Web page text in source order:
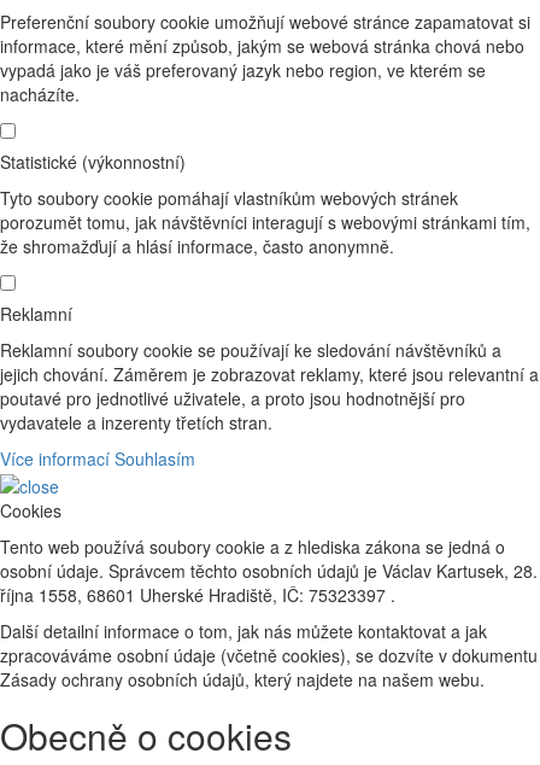
Preferenční soubory cookie umožňují webové stránce zapamatovat si
informace, které mění způsob, jakým se webová stránka chová nebo
vypadá jako je váš preferovaný jazyk nebo region, ve kterém se
nacházíte.
Statistické (výkonnostní)
Tyto soubory cookie pomáhají vlastníkům webových stránek
porozumět tomu, jak návštěvníci interagují s webovými stránkami tím,
že shromažďují a hlásí informace, často anonymně.
Reklamní
Reklamní soubory cookie se používají ke sledování návštěvníků a
jejich chování. Záměrem je zobrazovat reklamy, které jsou relevantní a
poutavé pro jednotlivé uživatele, a proto jsou hodnotnější pro
vydavatele a inzerenty třetích stran.
Více informací Souhlasím
Cookies
Tento web používá soubory cookie a z hlediska zákona se jedná o
osobní údaje. Správcem těchto osobních údajů je Václav Kartusek, 28.
října 1558, 68601 Uherské Hradiště, IČ: 75323397 .
Další detailní informace o tom, jak nás můžete kontaktovat a jak
zpracováváme osobní údaje (včetně cookies), se dozvíte v dokumentu
Zásady ochrany osobních údajů, který najdete na našem webu.
Obecně o cookies